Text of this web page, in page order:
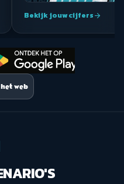
Bekijk jouw cijfersarrow_forward
web